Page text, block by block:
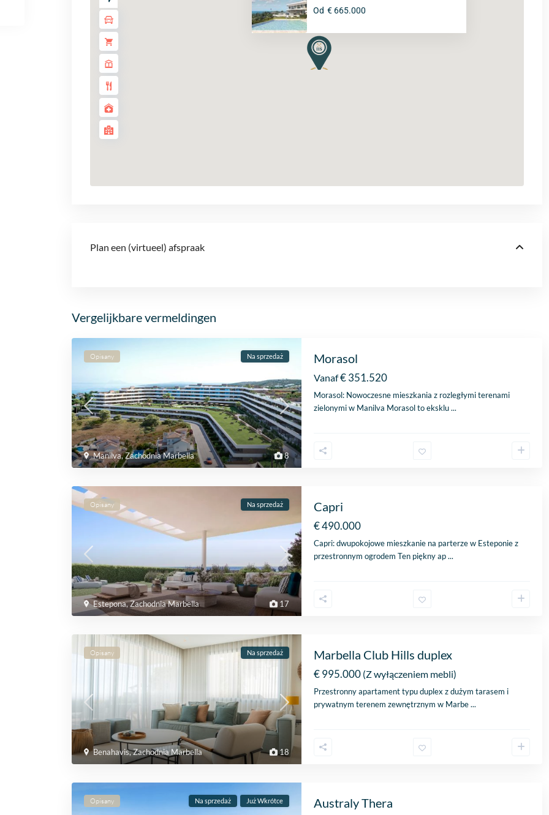
Od € 665.000
Plan een (virtueel) afspraak
Vergelijkbare vermeldingen
8
Manilva,Zachodnia Marbella
Opisany Na sprzedaż Morasol
Vanaf€ 351.520
Morasol: Nowoczesne mieszkania z rozległymi terenami
zielonymi w Manilva Morasol to eksklu...
17
Estepona,Zachodnia Marbella
Opisany Na sprzedaż Capri
€ 490.000
Capri: dwupokojowe mieszkanie na parterze w Esteponie z
przestronnym ogrodem Ten piękny ap...
18
Benahavis,Zachodnia Marbella
Opisany Na sprzedaż Marbella Club Hills duplex
€ 995.000 (Z wyłączeniem mebli)
Przestronny apartament typu duplex z dużym tarasem i
prywatnym terenem zewnętrznym w Marbe...
Opisany Na sprzedaż Już Wkrótce Australy Thera